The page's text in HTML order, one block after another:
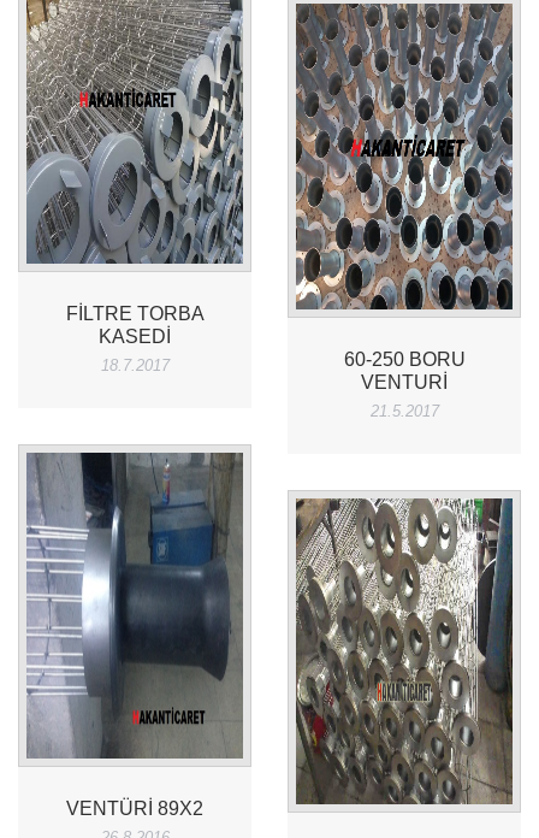
FILTRE TORBA
KASEDI
18.7.2017
60-250 BORU
VENTURI
21.5.2017
VENTÜRI 89X2